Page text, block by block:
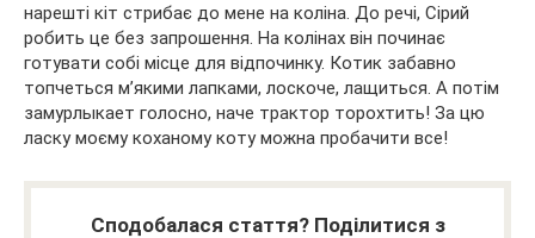
нарешті кіт стрибає до мене на коліна. До речі, Сірий
робить це без запрошення. На колінах він починає
готувати собі місце для відпочинку. Котик забавно
топчеться м’якими лапками, лоскоче, лащиться. А потім
замурлыкает голосно, наче трактор торохтить! За цю
ласку моєму коханому коту можна пробачити все!
Сподобалася стаття? Поділитися з